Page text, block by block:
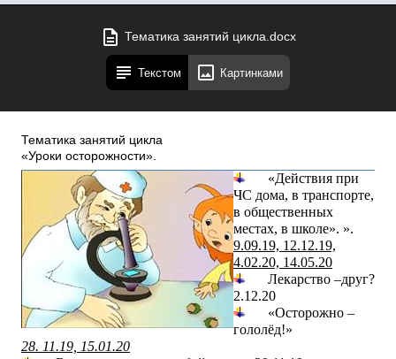
Тематика занятий цикла.docx
Текстом Картинками
Тематика занятий цикла
«Уроки осторожности».
«Действия при
ЧС дома, в транспорте,
в общественных
местах, в школе». ».
9.09.19, 12.12.19,
4.02.20, 14.05.20
Лекарство –друг?
2.12.20
«Осторожно –
гололёд!»
28. 11.19, 15.01.20